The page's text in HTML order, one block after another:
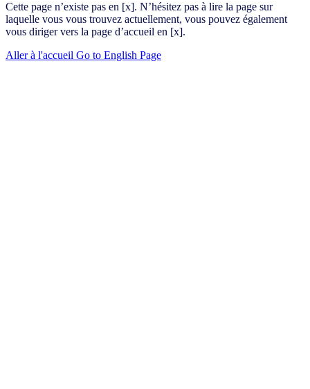
Cette page n’existe pas en [x]. N’hésitez pas à lire la page sur
laquelle vous vous trouvez actuellement, vous pouvez également
vous diriger vers la page d’accueil en [x].
Aller à l'accueil Go to English Page